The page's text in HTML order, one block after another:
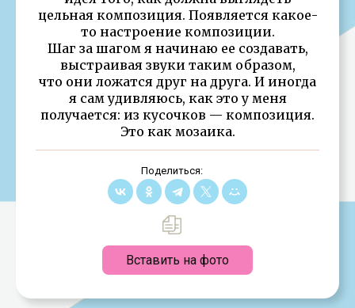
цельная композиция. Появляется какое-
то настроение композиции.
Шаг за шагом я начинаю ее создавать,
выстраивая звуки таким образом,
что они ложатся друг на друга. И иногда
я сам удивляюсь, как это у меня
получается: из кусочков — композиция.
Это как мозаика.
Поделиться:
Вставить на фото